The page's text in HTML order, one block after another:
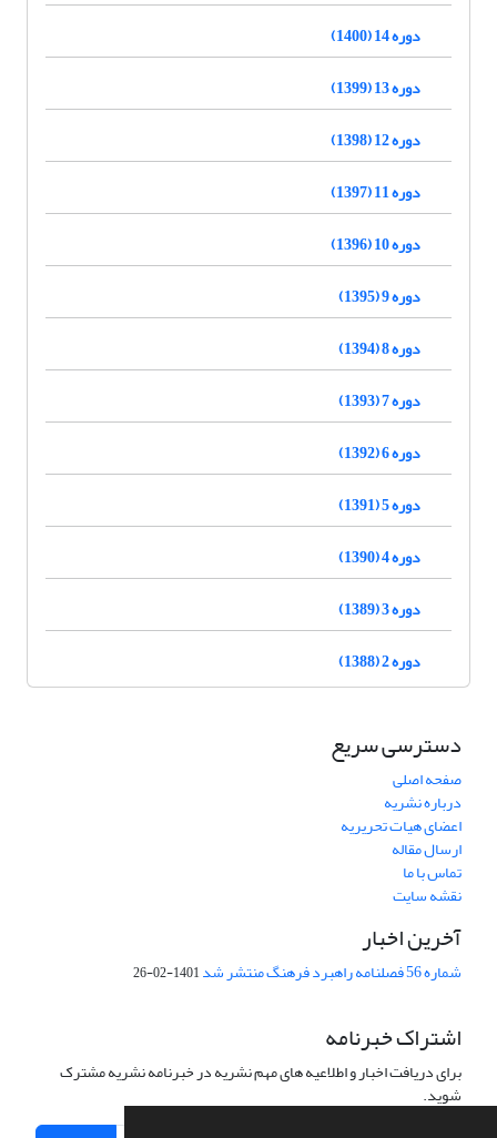
دوره 14 (1400)
دوره 13 (1399)
دوره 12 (1398)
دوره 11 (1397)
دوره 10 (1396)
دوره 9 (1395)
دوره 8 (1394)
دوره 7 (1393)
دوره 6 (1392)
دوره 5 (1391)
دوره 4 (1390)
دوره 3 (1389)
دوره 2 (1388)
دسترسی سریع
صفحه اصلی
درباره نشریه
اعضای هیات تحریریه
ارسال مقاله
تماس با ما
نقشه سایت
آخرین اخبار
شماره 56 فصلنامه راهبرد فرهنگ منتشر شد 1401-02-26
اشتراک خبرنامه
برای دریافت اخبار و اطلاعیه های مهم نشریه در خبرنامه نشریه مشترک
شوید.